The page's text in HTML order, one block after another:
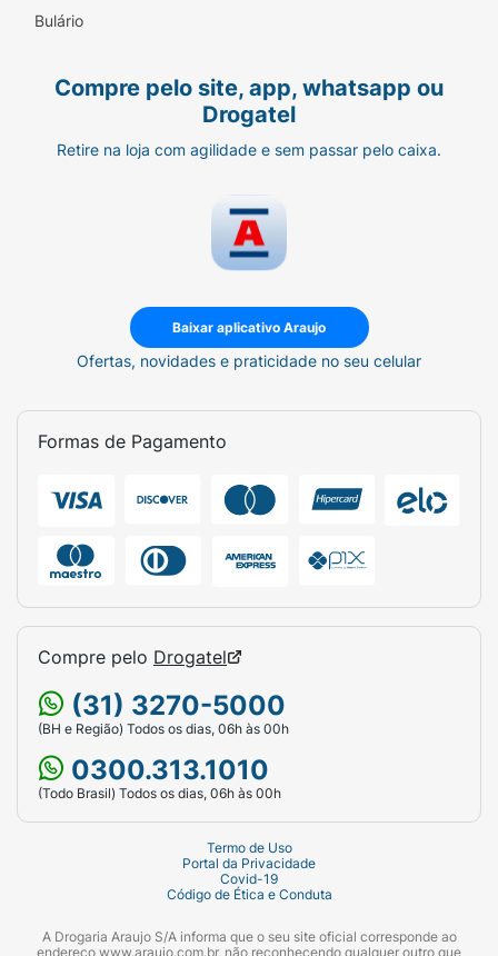
Hálito Fresco:
Modo de Usar:
Aplique uma pequena quantidade de
escova de cerdas macias.
Escove os dentes por pelo menos dois
minutos, duas vezes ao dia.
Certifique-se de escovar todas as áreas
sensíveis e superfícies dos dentes.
Ficha Técnica:
Clinical White.
Peso Líquido: 66g.
Destaque:Clareia até 2 tons / Fortalece o
esmalte.
Bulário
Compre pelo site, app, whatsapp ou
Drogatel
Retire na loja com agilidade e sem passar pelo caixa.
Baixar aplicativo Araujo
Ofertas, novidades e praticidade no seu celular
Formas de Pagamento
Compre pelo Drogatel
(31) 3270-5000
(BH e Região) Todos os dias, 06h às 00h
0300.313.1010
(Todo Brasil) Todos os dias, 06h às 00h
Termo de Uso
Portal da Privacidade
Covid-19
Código de Ética e Conduta
A Drogaria Araujo S/A informa que o seu site oficial corresponde ao
endereço www.araujo.com.br, não reconhecendo qualquer outro que